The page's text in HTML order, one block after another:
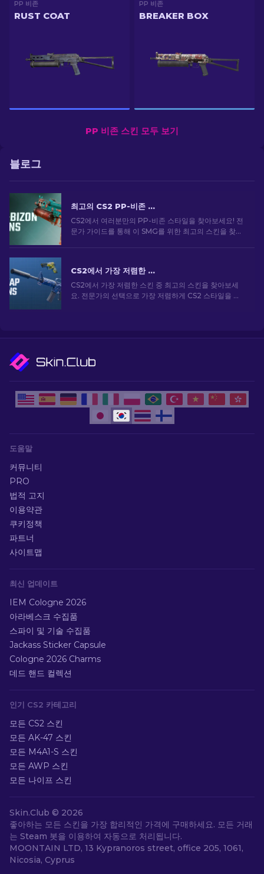
PP 비존
RUST COAT
PP 비존
BREAKER BOX
PP 비존 스킨 모두 보기
블로그
최고의 CS2 PP-비존 스킨 [2026]
CS2에서 여러분만의 PP-비존 스타일을 찾아보세요! 전
문가 가이드를 통해 이 SMG를 위한 최고의 스킨을 찾아
CS2에서 가장 저렴한 스킨 [2026]
CS2에서 가장 저렴한 스킨 중 최고의 스킨을 찾아보세
요. 전문가의 선택으로 가장 저렴하게 CS2 스타일을 업
도움말
커뮤니티
PRO
법적 고지
이용약관
쿠키정책
파트너
사이트맵
최신 업데이트
IEM Cologne 2026
아라베스크 수집품
스파이 및 기술 수집품
Jackass Sticker Capsule
Cologne 2026 Charms
데드 핸드 컬렉션
인기 CS2 카테고리
모든 CS2 스킨
모든 AK-47 스킨
모든 M4A1-S 스킨
모든 AWP 스킨
모든 나이프 스킨
Skin.Club © 2026
좋아하는 모든 스킨을 가장 합리적인 가격에 구매하세요. 모든 거래
는 Steam 봇을 이용하여 자동으로 처리됩니다.
MOONTAIN LTD, 13 Kypranoros street, office 205, 1061,
Nicosia, Cyprus